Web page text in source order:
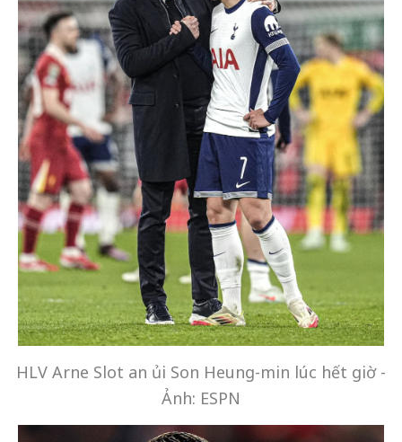
HLV Arne Slot an ủi Son Heung-min lúc hết giờ -
Ảnh: ESPN